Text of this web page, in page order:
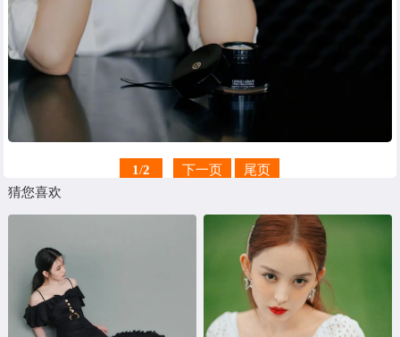
1/2 下一页
尾页
猜您喜欢